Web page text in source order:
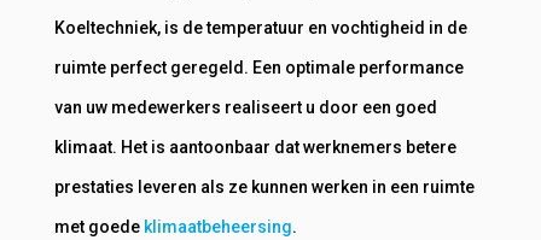
Koeltechniek, is de temperatuur en vochtigheid in de
ruimte perfect geregeld. Een optimale performance
van uw medewerkers realiseert u door een goed
klimaat. Het is aantoonbaar dat werknemers betere
prestaties leveren als ze kunnen werken in een ruimte
met goede klimaatbeheersing.